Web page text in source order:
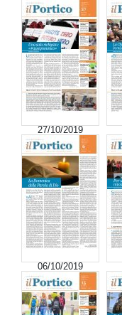
27/10/2019
06/10/2019